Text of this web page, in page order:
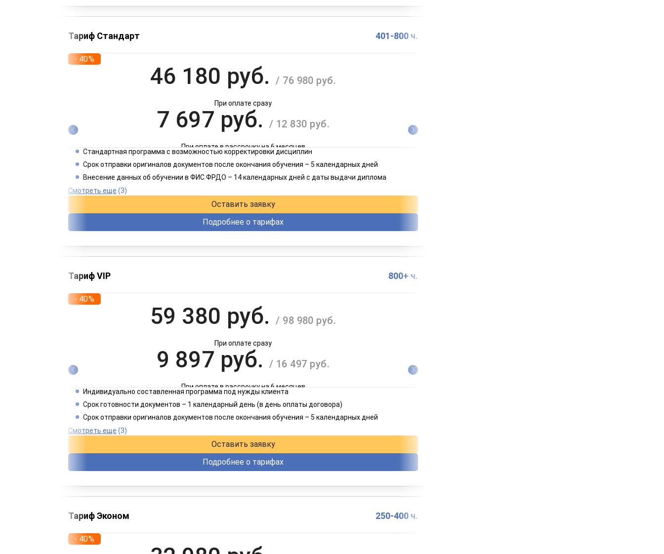
Тариф Стандарт 401-800 ч.
- 40%
46 180 руб./ 76 980 руб.
При оплате сразу
7 697 руб./ 12 830 руб.
При оплате в рассрочку на 6 месяцев
3 849 руб./ 6 415 руб.
Стандартная программа с возможностью корректировки дисциплин
Срок отправки оригиналов документов после окончания обучения – 5 календарных дней
Внесение данных об обучении в ФИС ФРДО – 14 календарных дней с даты выдачи диплома
Смотреть еще (3)
Оставить заявку
Подробнее о тарифах
Тариф VIP 800+ ч.
- 40%
59 380 руб./ 98 980 руб.
При оплате сразу
9 897 руб./ 16 497 руб.
При оплате в рассрочку на 6 месяцев
4 949 руб./ 8 249 руб.
Индивидуально составленная программа под нужды клиента
Срок готовности документов – 1 календарный день (в день оплаты договора)
Срок отправки оригиналов документов после окончания обучения – 5 календарных дней
Смотреть еще (3)
Оставить заявку
Подробнее о тарифах
Тариф Эконом 250-400 ч.
- 40%